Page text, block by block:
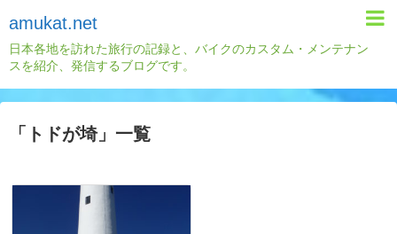
amukat.net
日本各地を訪れた旅行の記録と、バイクのカスタム・メンテナン
スを紹介、発信するブログです。
「 トドが埼」 一覧